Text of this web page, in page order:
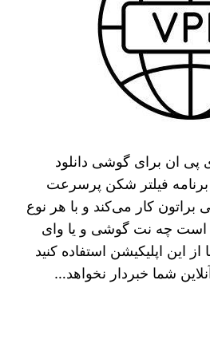
پی ان برای گوشی دانلود
فیلتر شکن پرسرعت
براتون کار می‌کند و با هر نوع
است چه نت گوشی و یا وای
این اپلیکیشن استفاده کنید
شما خبردار نخواهد…